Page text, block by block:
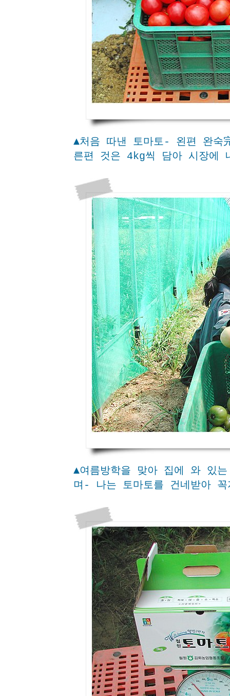
▲처음 따낸 토마토- 왼편 완숙
른편 것은 4kg씩 담아 시장에
▲여름방학을 맞아 집에 와 있
며- 나는 토마토를 건네받아